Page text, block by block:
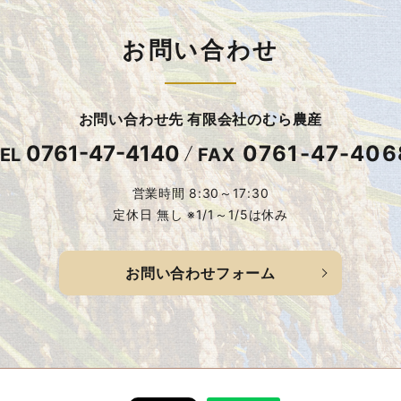
お問い合わせ
お問い合わせ先 有限会社のむら農産
0761-47-4140 FAX0761-47-
営業時間 8:30～17:30
定休日 無し ※1/1～1/5は休み
お問い合わせフォーム